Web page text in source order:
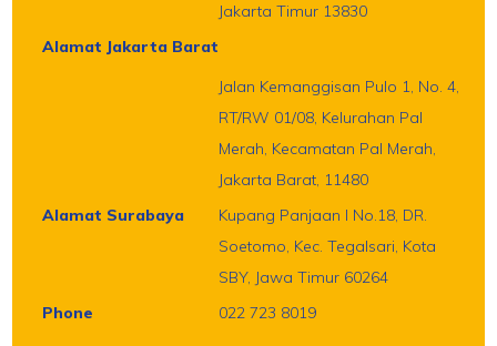
Jakarta Timur 13830
Alamat Jakarta Barat
Jalan Kemanggisan Pulo 1, No. 4,
RT/RW 01/08, Kelurahan Pal
Merah, Kecamatan Pal Merah,
Jakarta Barat, 11480
Alamat Surabaya
Kupang Panjaan I No.18, DR.
Soetomo, Kec. Tegalsari, Kota
SBY, Jawa Timur 60264
Phone
022 723 8019